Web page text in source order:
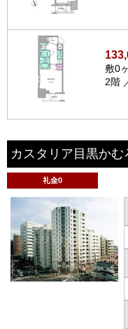
敷0
2階
カスタリア目黒かむ
礼金0